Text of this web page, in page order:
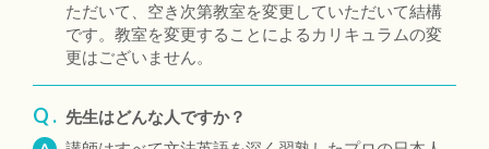
ただいて、空き次第教室を変更していただいて結構
です。教室を変更することによるカリキュラムの変
更はございません。
Q . 先生はどんな人ですか？